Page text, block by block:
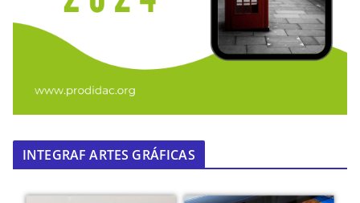
INTEGRAF ARTES GRÁFICAS